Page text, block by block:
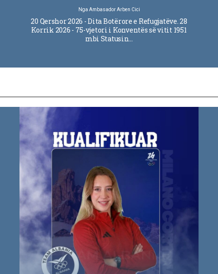
Nga Ambasador Arben Cici
20 Qershor 2026 - Dita Botërore e Refugjatëve. 28
Korrik 2026 - 75-vjetori i Konventës së vitit 1951
mbi Statusin…